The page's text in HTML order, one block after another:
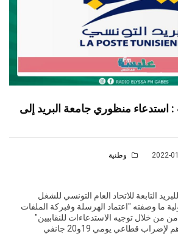
استدعاء منظوري جامعة البريد إلى
وطنية
التابعة للاتحاد العام التونسي للشغل
ما وصفته "اعتماد الهرسلة وفبركة الملفات
من خلال توجيه الاستدعاءات للنقابيين"
وذلك على خلفية تنفيذهم لإضراب قطاعي يومي 19و20 جانفي